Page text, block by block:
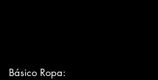
Básico Ropa: